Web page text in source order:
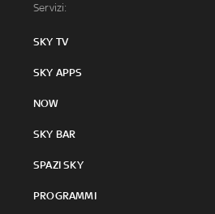
Servizi:
SKY TV
SKY APPS
NOW
SKY BAR
SPAZI SKY
PROGRAMMI